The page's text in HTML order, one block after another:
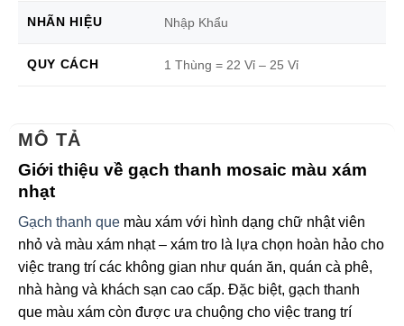
NHÃN HIỆU Nhập Khẩu
QUY CÁCH 1 Thùng = 22 Vỉ – 25 Vỉ
MÔ TẢ
Giới thiệu về gạch thanh mosaic màu xám
nhạt
Gạch thanh quemàu xám với hình dạng chữ nhật viên
nhỏ và màu xám nhạt – xám tro là lựa chọn hoàn hảo cho
việc trang trí các không gian như quán ăn, quán cà phê,
nhà hàng và khách sạn cao cấp. Đặc biệt, gạch thanh
que màu xám còn được ưa chuộng cho việc trang trí